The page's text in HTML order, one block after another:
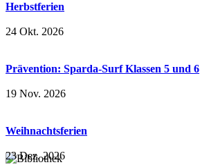
Herbstferien
24 Okt. 2026
Prävention: Sparda-Surf Klassen 5 und 6
19 Nov. 2026
Weihnachtsferien
23 Dez. 2026